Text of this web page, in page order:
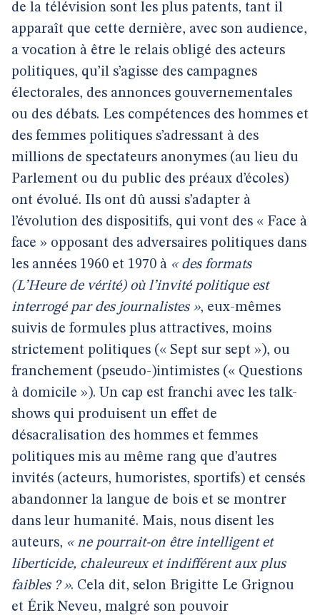
de la télévision sont les plus patents, tant il
apparaît que cette dernière, avec son audience,
a vocation à être le relais obligé des acteurs
politiques, qu’il s’agisse des campagnes
électorales, des annonces gouvernementales
ou des débats. Les compétences des hommes et
des femmes politiques s’adressant à des
millions de spectateurs anonymes (au lieu du
Parlement ou du public des préaux d’écoles)
ont évolué. Ils ont dû aussi s’adapter à
l’évolution des dispositifs, qui vont des « Face à
face » opposant des adversaires politiques dans
les années 1960 et 1970 à « des formats
(L’Heure de vérité) où l’invité politique est
interrogé par des journalistes », eux-mêmes
suivis de formules plus attractives, moins
strictement politiques (« Sept sur sept »), ou
franchement (pseudo-)intimistes (« Questions
à domicile »). Un cap est franchi avec les talk-
shows qui produisent un effet de
désacralisation des hommes et femmes
politiques mis au même rang que d’autres
invités (acteurs, humoristes, sportifs) et censés
abandonner la langue de bois et se montrer
dans leur humanité. Mais, nous disent les
auteurs, « ne pourrait-on être intelligent et
liberticide, chaleureux et indifférent aux plus
faibles ? ». Cela dit, selon Brigitte Le Grignou
et Érik Neveu, malgré son pouvoir